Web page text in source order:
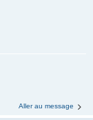
Aller au message